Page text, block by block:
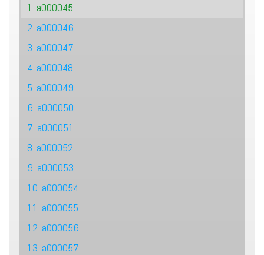
1. a000045
2. a000046
3. a000047
4. a000048
5. a000049
6. a000050
7. a000051
8. a000052
9. a000053
10. a000054
11. a000055
12. a000056
13. a000057